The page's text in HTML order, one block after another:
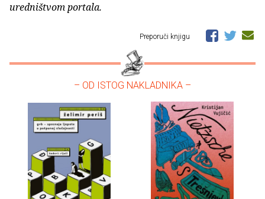
uredništvom portala.
Preporuči knjigu
– OD ISTOG NAKLADNIKA –